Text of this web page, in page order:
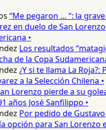
“Me pegaron … “: la
en duelo de San
•
Los resultados
de la Copa
¿Y si te llama La Roja?:
a la Selección Chilena •
Lorenzo pierde a su
años José Sanfilippo •
Por pedido de Gustavo
opción para San Lorenzo